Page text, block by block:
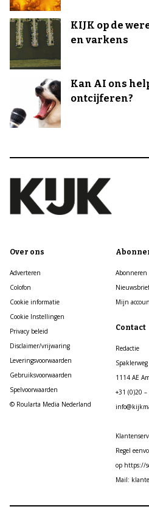
KIJK op de
en varkens
Kan AI ons
ontcijferen?
Over ons
Adverteren
Colofon
Cookie informatie
Cookie Instellingen
Privacy beleid
Disclaimer/vrijwaring
Leveringsvoorwaarden
Gebruiksvoorwaarden
Spelvoorwaarden
© Roularta Media Nederland
Abonneren
Nieuwsbrief
Mijn
Contact
Redactie
1114 AE
+31 (0)20
Regel
op https://
Mail: